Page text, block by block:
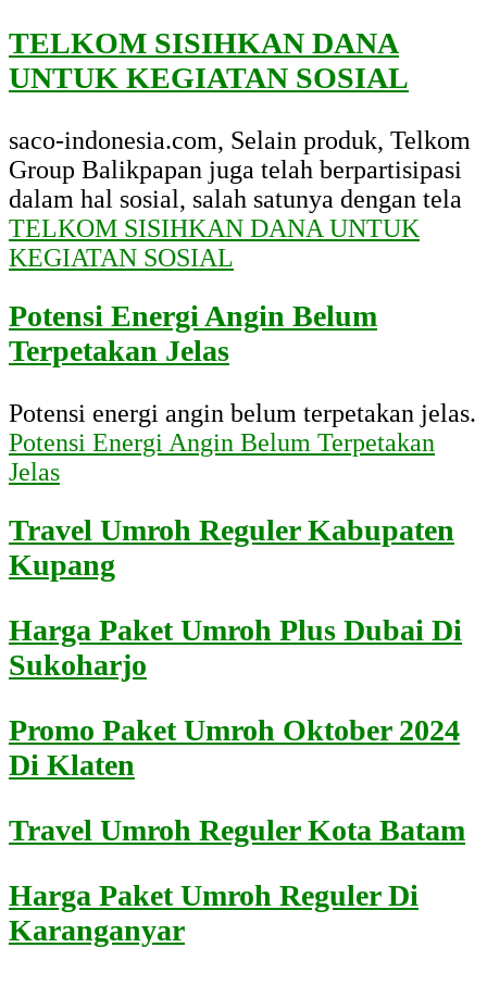
TELKOM SISIHKAN DANA
UNTUK KEGIATAN SOSIAL
saco-indonesia.com, Selain produk, Telkom
Group Balikpapan juga telah berpartisipasi
dalam hal sosial, salah satunya dengan tela
TELKOM SISIHKAN DANA UNTUK
KEGIATAN SOSIAL
Potensi Energi Angin Belum
Terpetakan Jelas
Potensi energi angin belum terpetakan jelas.
Potensi Energi Angin Belum Terpetakan
Jelas
Travel Umroh Reguler Kabupaten
Kupang
Harga Paket Umroh Plus Dubai Di
Sukoharjo
Promo Paket Umroh Oktober 2024
Di Klaten
Travel Umroh Reguler Kota Batam
Harga Paket Umroh Reguler Di
Karanganyar